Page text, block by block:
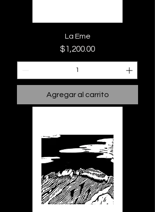
La Eme
Precio
$1,200.00
Agregar al carrito